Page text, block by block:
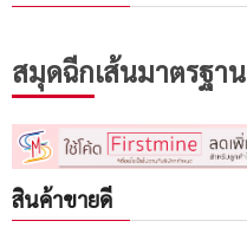
สมุดฉีกเส้นมาตรฐาน
สินค้าขายดี